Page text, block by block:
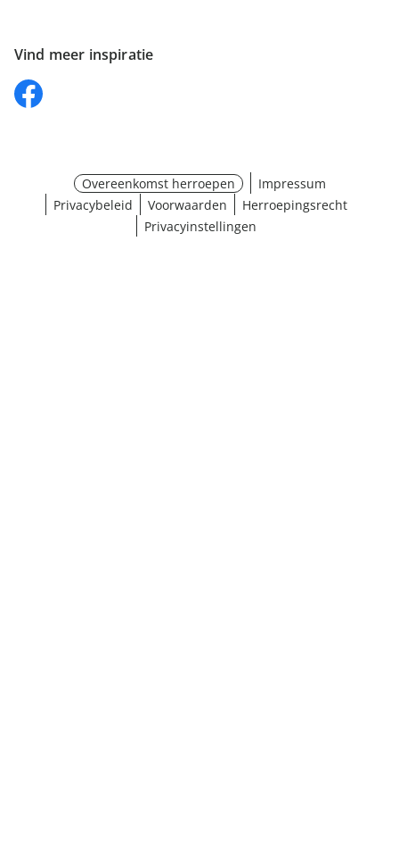
Vind meer inspiratie
Overeenkomst herroepen
Impressum
Privacybeleid
Voorwaarden
Herroepingsrecht
Privacyinstellingen